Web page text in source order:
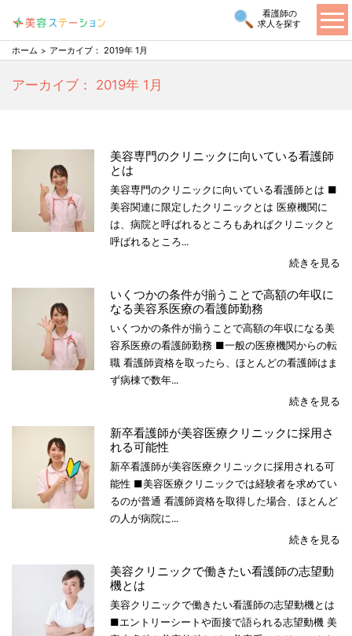
看護師の
求人を探す
ホーム アーカイブ： 2019年 1月
アーカイブ： 2019年 1月
美容専門のクリニックに向いている看護師
とは
美容専門のクリニックに向いている看護師とは ■
美容関連に限定したクリニックとは 医療機関に
は、病院と呼ばれるところもあればクリニックと
呼ばれるところ...
続きを見る
いくつかの条件が揃うことで高額の年収に
なる美容系医療の看護師勤務
いくつかの条件が揃うことで高額の年収になる美
容系医療の看護師勤務 ■一般の医療機関からの転
職 看護師資格を取ったら、ほとんどの看護師はま
ず病棟で数年...
続きを見る
新卒看護師が美容医療クリニックに採用さ
れる可能性
新卒看護師が美容医療クリニックに採用される可
能性 ■美容医療クリニックでは経験者を求めてい
るのが普通 看護師資格を取得した場合、ほとんど
の人が病院に...
続きを見る
美容クリニックで働きたい看護師の志望動
機とは
美容クリニックで働きたい看護師の志望動機とは
■エントリーシートや面接で語られる志望動機 美